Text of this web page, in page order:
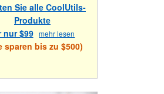
Sie alle CoolUtils-
Produkte
nur $99 mehr lesen
sparen bis zu $500)